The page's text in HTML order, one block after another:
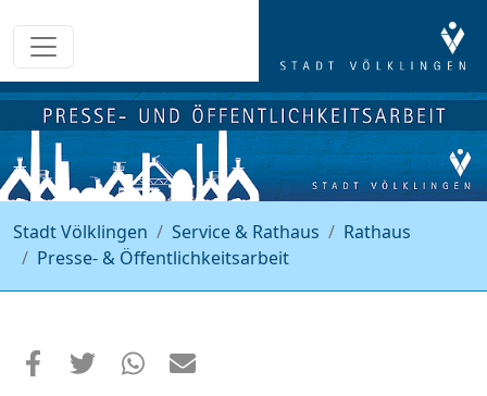
Stadt Völklingen Service & Rathaus
Rathaus
Presse- & Öffentlichkeitsarbeit